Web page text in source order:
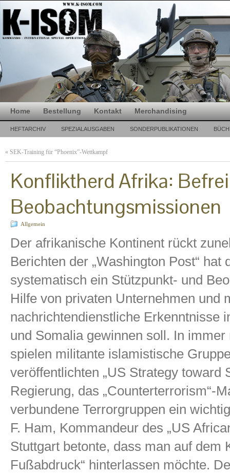
Home Bestellung Kontakt Merchandising
HEFTARCHIV SPEZIALAUSGABEN SONDERPUBLIKATIONEN
« SEK-Training für “Phoenix”-Wettkampf
Konfliktherd Afrika:
Beobachtungsmissionen
Allgemein
Der afrikanische Kontinent rückt
Berichten der „Washington Post“
systematisch ein Stützpunkt- und
Hilfe von privaten Unternehmen und
nachrichtendienstliche Erkenntnisse
und Somalia gewinnen soll. In
spielen militante islamistische
veröffentlichten „US Strategy toward
Regierung, das „Counterterrorism“-
verbundene Terrorgruppen ein
F. Ham, Kommandeur des „US
Stuttgart betonte, dass man auf dem
Fußabdruck“ hinterlassen möchte.